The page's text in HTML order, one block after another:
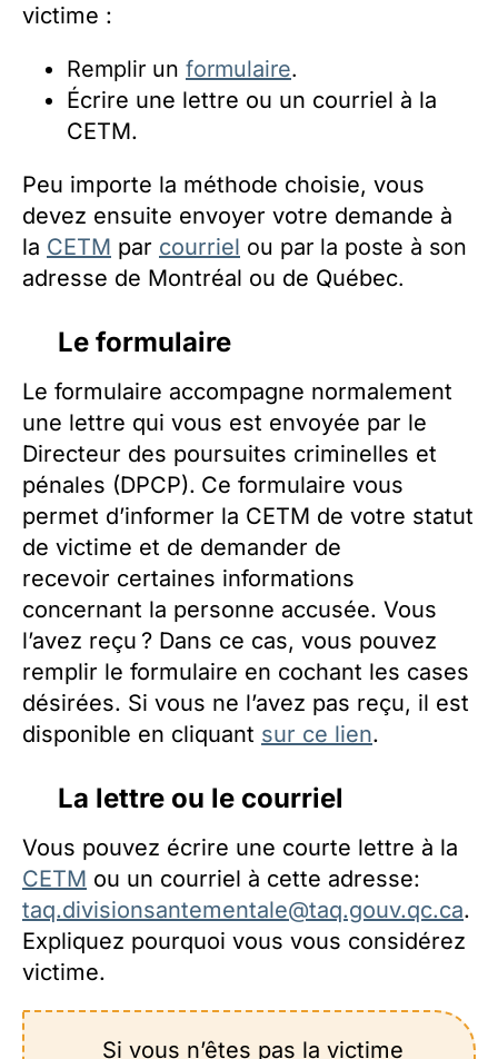
victime :
Remplir un formulaire.
Écrire une lettre ou un courriel à la
CETM.
Peu importe la méthode choisie, vous
devez ensuite envoyer votre demande à
la CETM par courriel ou par la poste à son
adresse de Montréal ou de Québec.
Le formulaire
Le formulaire accompagne normalement
une lettre qui vous est envoyée par le
Directeur des poursuites criminelles et
pénales (DPCP). Ce formulaire vous
permet d’informer la CETM de votre statut
de victime et de demander de
recevoir certaines informations
concernant la personne accusée. Vous
l’avez reçu ? Dans ce cas, vous pouvez
remplir le formulaire en cochant les cases
désirées. Si vous ne l’avez pas reçu, il est
disponible en cliquant sur ce lien.
La lettre ou le courriel
Vous pouvez écrire une courte lettre à la
CETM ou un courriel à cette adresse:
taq.divisionsantementale@taq.gouv.qc.ca.
Expliquez pourquoi vous vous considérez
victime.
Si vous n’êtes pas la victime